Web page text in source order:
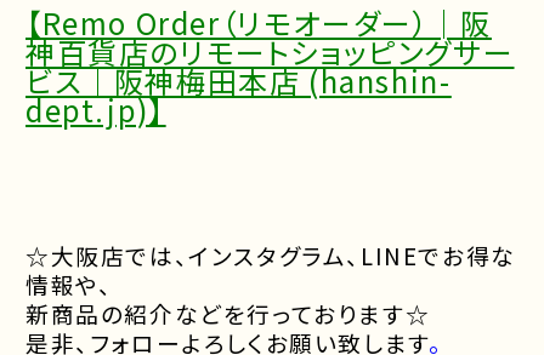
【Remo Order（リモオーダー）│阪
神百貨店のリモートショッピングサー
ビス｜阪神梅田本店 (hanshin-
dept.jp)】
☆大阪店では、インスタグラム、LINEでお得な
情報や、
新商品の紹介などを行っております☆
是非、フォローよろしくお願い致します。